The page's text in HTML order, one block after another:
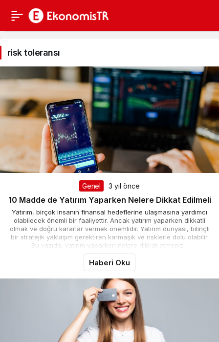
risk toleransı
Genel 3 yıl önce
10 Madde de Yatırım Yaparken Nelere Dikkat Edilmeli
Yatırım, birçok insanın finansal hedeflerine ulaşmasına yardımcı
olabilecek önemli bir faaliyettir. Ancak yatırım yaparken dikkatli
olmak ve doğru kararlar vermek önemlidir. Yatırım dünyası, bilinçli
bir stratejik yaklaşım gerektiren karmaşık ve risklerle dolu olabilir.
Bu yazıda, yatırım yaparken nelere dikkat etmeniz...
Haberi Oku